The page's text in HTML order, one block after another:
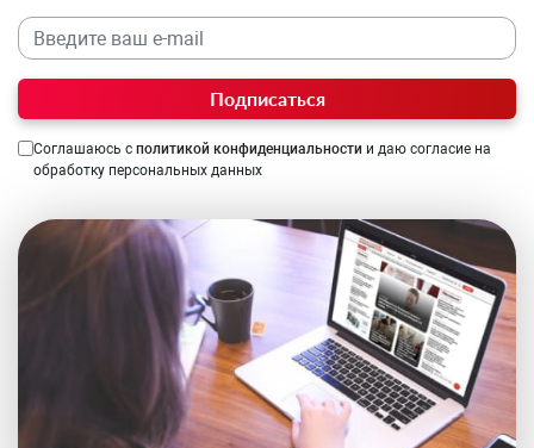
Подписаться
Соглашаюсь с политикой конфиденциальности и даю согласие на
обработку персональных данных